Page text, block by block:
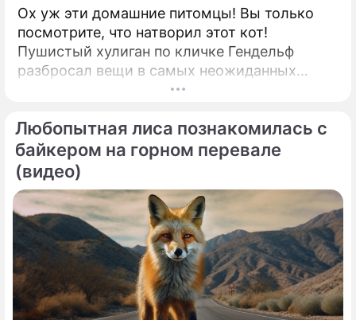
Ох уж эти домашние питомцы! Вы только
посмотрите, что натворил этот кот!
Пушистый хулиган по кличке Гендельф
разбросал вещи в самых неожиданных
местах и устроил дома переполох.
Любопытная лиса познакомилась с
байкером на горном перевале
(видео)